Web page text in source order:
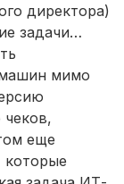
директора)
задачи…
машин мимо
еще
которые